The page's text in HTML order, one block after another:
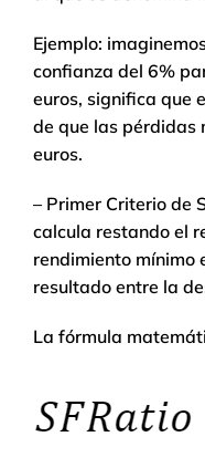
Ejemplo:
confianza del 6%
euros, significa que
de que las pérdidas
euros.
– Primer Criterio de
calcula restando el
rendimiento mínimo
resultado entre la
La fórmula